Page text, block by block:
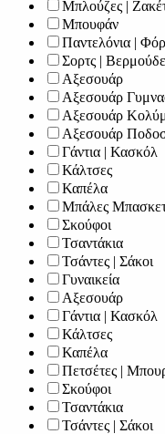
Μπλούζες |
Μπουφάν
Παντελόνια |
Σορτς |
Αξεσουάρ
Αξεσουάρ
Αξεσουάρ
Αξεσουάρ
Γάντια | Κασκόλ
Κάλτσες
Καπέλα
Μπάλες
Σκούφοι
Τσαντάκια
Τσάντες | Σάκοι
Γυναικεία
Αξεσουάρ
Γάντια | Κασκόλ
Κάλτσες
Καπέλα
Πετσέτες |
Σκούφοι
Τσαντάκια
Τσάντες | Σάκοι